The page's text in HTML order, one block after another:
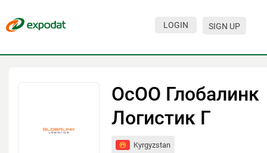
LOGIN SIGN UP
ОсОО Глобалинк
Логистик Г
Kyrgyzstan
Events
For organizations